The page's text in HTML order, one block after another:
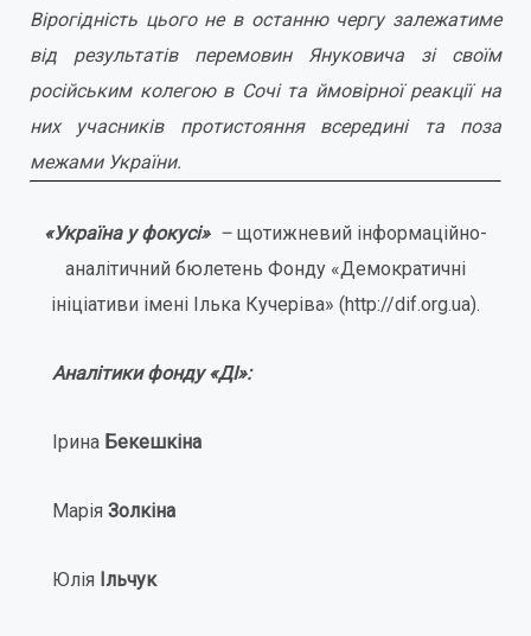
Вірогідність цього не в останню чергу залежатиме
від результатів перемовин Януковича зі своїм
російським колегою в Сочі та ймовірної реакції на
них учасників протистояння всередині та поза
межами України.
«Україна у фокусі» – щотижневий інформаційно-
аналітичний бюлетень Фонду «Демократичні
ініціативи імені Ілька Кучеріва» (http://dif.org.ua).
Аналітики фонду «ДІ»:
ІринаБекешкіна
Марія Золкіна
Юлія Ільчук